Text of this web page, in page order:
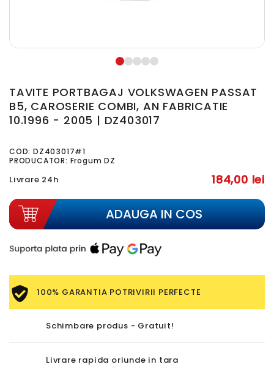
TAVITE PORTBAGAJ VOLKSWAGEN PASSAT
B5, CAROSERIE COMBI, AN FABRICATIE
10.1996 - 2005 | DZ403017
COD: DZ403017#1
PRODUCATOR: Frogum DZ
Livrare 24h 184,00 lei
ADAUGA IN COS
100% GARANTIA POTRIVIRII PERFECTE
Schimbare produs - Gratuit!
Livrare rapida oriunde in tara